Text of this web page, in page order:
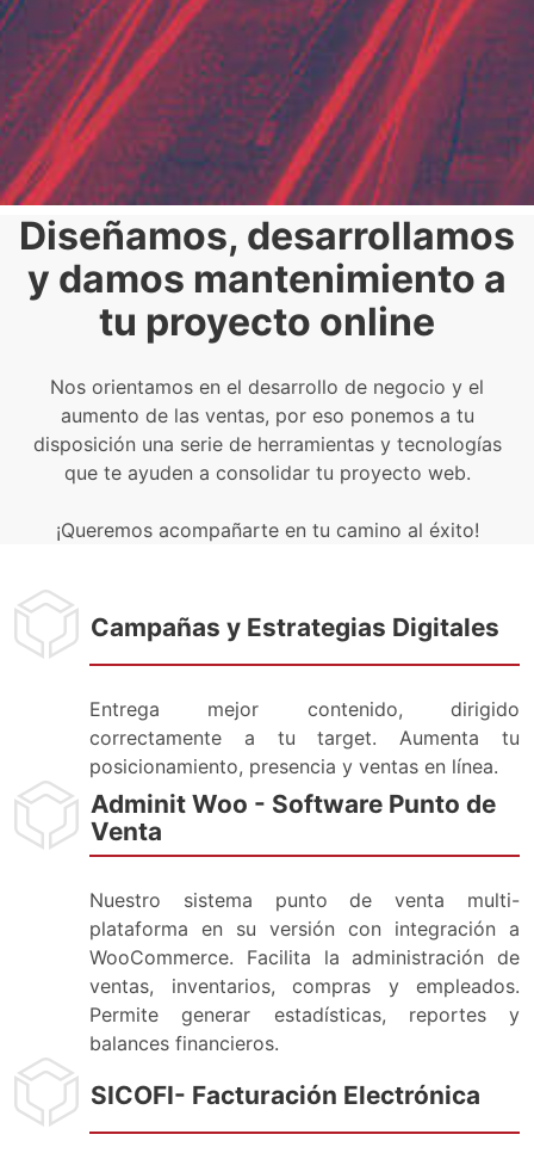
Diseñamos, desarrollamos
y damos mantenimiento a
tu proyecto online
Nos orientamos en el desarrollo de negocio y el
aumento de las ventas, por eso ponemos a tu
disposición una serie de herramientas y tecnologías
que te ayuden a consolidar tu proyecto web.
¡Queremos acompañarte en tu camino al éxito!
Campañas y Estrategias Digitales
Entrega mejor contenido, dirigido
correctamente a tu target. Aumenta tu
posicionamiento, presencia y ventas en línea.
Adminit Woo - Software Punto de
Venta
Nuestro sistema punto de venta multi-
plataforma en su versión con integración a
WooCommerce. Facilita la administración de
ventas, inventarios, compras y empleados.
Permite generar estadísticas, reportes y
balances financieros.
SICOFI- Facturación Electrónica